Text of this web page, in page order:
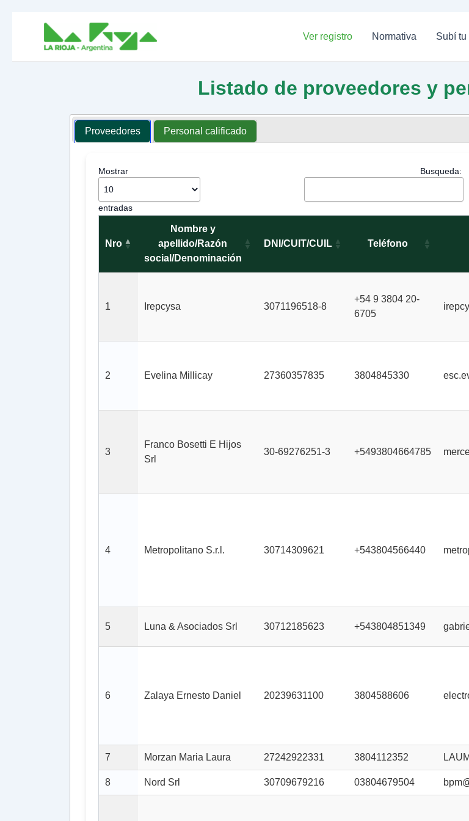
contenido
Ver registro Normativa Subí tu
Listado de proveedores y
Proveedores Personal calificado
Mostrar
entradas
Busqueda:
Nro
Nombre y
apellido/Razón
social/Denominación
DNI/CUIT/CUIL Teléfono
1 Irepcysa 3071196518-8
+54 9 3804 20-
6705
2 Evelina Millicay 27360357835 3804845330
3
Franco Bosetti E Hijos
Srl
30-69276251-3 +5493804664785
4 Metropolitano S.r.l. 30714309621 +543804566440
5 Luna & Asociados Srl 30712185623 +543804851349
6 Zalaya Ernesto Daniel 20239631100 3804588606
7 Morzan Maria Laura 27242922331 3804112352
8 Nord Srl 30709679216 03804679504